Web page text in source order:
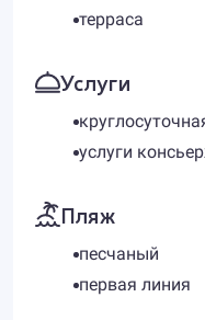
терраса
Услуги
услуги
Пляж
песчаный
первая линия